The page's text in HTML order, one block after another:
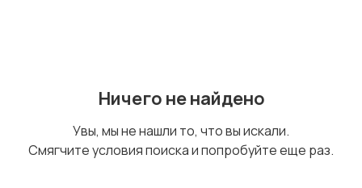
Ничего не найдено
Увы, мы не нашли то, что вы искали.
Смягчите условия поиска и попробуйте еще раз.